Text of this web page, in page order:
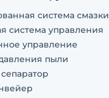
система смазки
система управления
управление
пыли